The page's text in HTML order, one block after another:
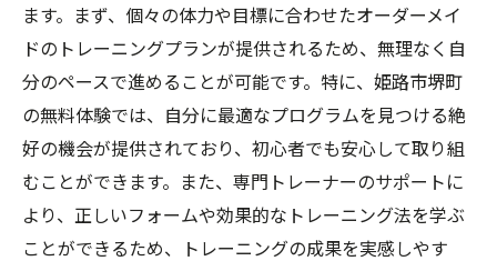
ます。まず、個々の体力や目標に合わせたオーダーメイ
ドのトレーニングプランが提供されるため、無理なく自
分のペースで進めることが可能です。特に、姫路市堺町
の無料体験では、自分に最適なプログラムを見つける絶
好の機会が提供されており、初心者でも安心して取り組
むことができます。また、専門トレーナーのサポートに
より、正しいフォームや効果的なトレーニング法を学ぶ
ことができるため、トレーニングの成果を実感しやす